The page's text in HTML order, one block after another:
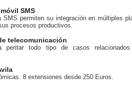
SMS
SMS permiten su integración en múltiples
procesos productivos.
telecomunicación
peritar todo tipo de casos
8 extensiones desde 250 Euros.